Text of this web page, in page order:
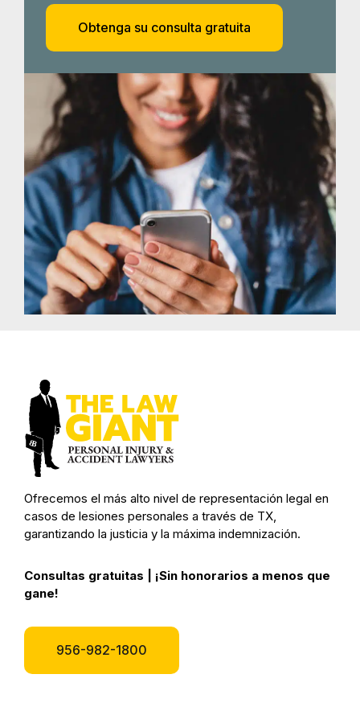
Obtenga su consulta gratuita
Ofrecemos el más alto nivel de representación legal en
casos de lesiones personales a través de TX,
garantizando la justicia y la máxima indemnización.
Consultas gratuitas | ¡Sin honorarios a menos que
gane!
956-982-1800